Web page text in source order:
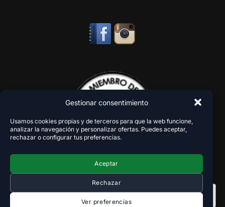
Gestionar consentimiento
Usamos cookies propias y de terceros para que la web funcione,
analizar la navegación y personalizar ofertas. Puedes aceptar,
rechazar o configurar tus preferencias.
Aceptar
Rechazar
Ver preferencias